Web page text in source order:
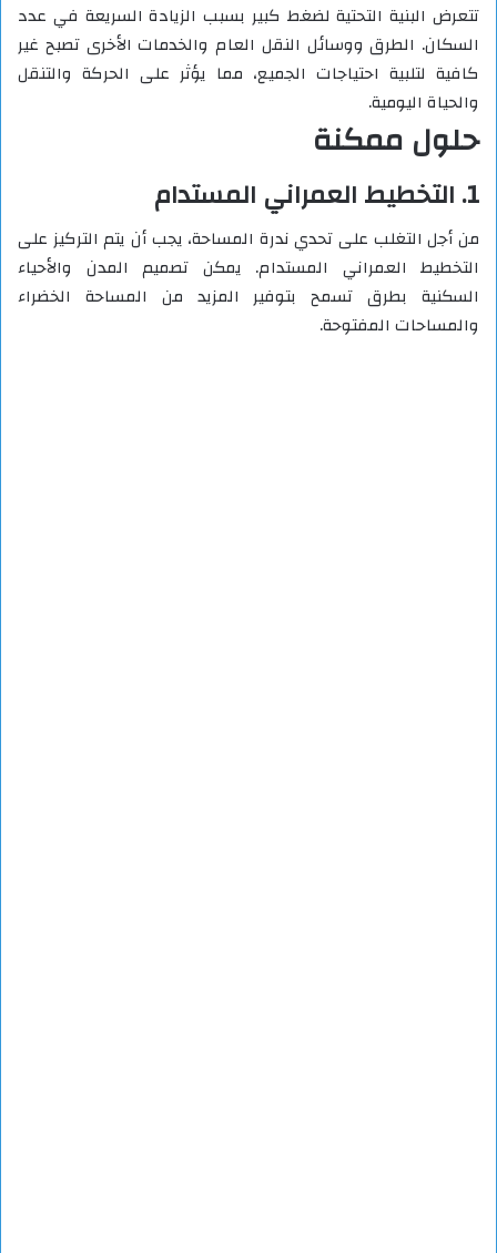
تتعرض البنية التحتية لضغط كبير بسبب الزيادة السريعة في عدد
السكان. الطرق ووسائل النقل العام والخدمات الأخرى تصبح غير
كافية لتلبية احتياجات الجميع، مما يؤثر على الحركة والتنقل
والحياة اليومية.
حلول ممكنة
1. التخطيط العمراني المستدام
من أجل التغلب على تحدي ندرة المساحة، يجب أن يتم التركيز على
التخطيط العمراني المستدام. يمكن تصميم المدن والأحياء
السكنية بطرق تسمح بتوفير المزيد من المساحة الخضراء
والمساحات المفتوحة.